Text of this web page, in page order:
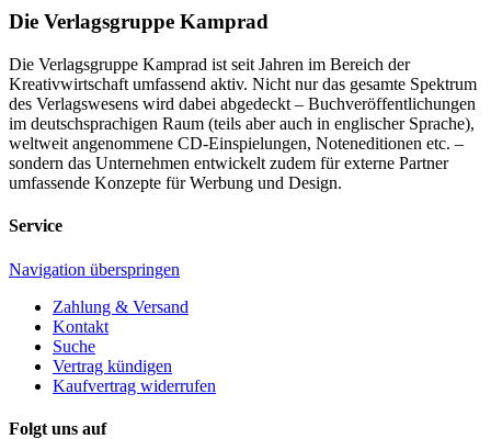
Die Verlagsgruppe Kamprad
Die Verlagsgruppe Kamprad ist seit Jahren im Bereich der
Kreativwirtschaft umfassend aktiv. Nicht nur das gesamte Spektrum
des Verlagswesens wird dabei abgedeckt – Buchveröffentlichungen
im deutschsprachigen Raum (teils aber auch in englischer Sprache),
weltweit angenommene CD-Einspielungen, Noteneditionen etc. –
sondern das Unternehmen entwickelt zudem für externe Partner
umfassende Konzepte für Werbung und Design.
Service
Navigation überspringen
Zahlung & Versand
Kontakt
Suche
Vertrag kündigen
Kaufvertrag widerrufen
Folgt uns auf